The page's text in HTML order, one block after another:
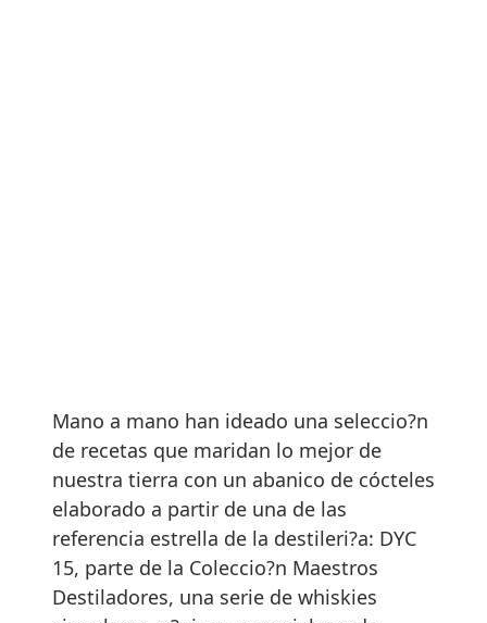
Mano a mano han ideado una seleccio?n
de recetas que maridan lo mejor de
nuestra tierra con un abanico de cócteles
elaborado a partir de una de las
referencia estrella de la destileri?a: DYC
15, parte de la Coleccio?n Maestros
Destiladores, una serie de whiskies